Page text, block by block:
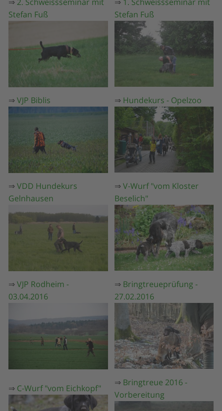
Stefan Fuß
Stefan Fuß
⇒VJP Biblis ⇒ Hundekurs - Opelzoo
⇒VDD Hundekurs
Gelnhausen
⇒V-Wurf "vom Kloster
Beselich"
⇒VJP Rodheim -
03.04.2016
⇒ Bringtreueprüfung -
27.02.2016
⇒ C-Wurf "vom Eichkopf"
⇒ Bringtreue 2016 -
Vorbereitung